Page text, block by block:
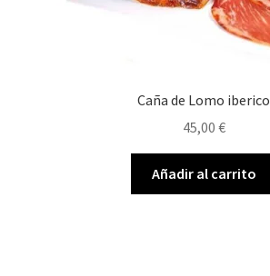
Caña de Lomo iberico
45,00 €
Añadir al carrito